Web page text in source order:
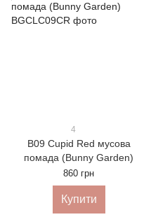
4
B09 Cupid Red мусова
помада (Bunny Garden)
860 грн
Купити